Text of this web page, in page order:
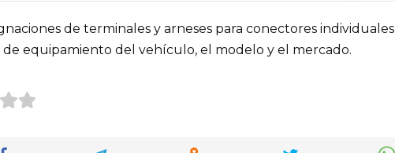
de terminales y arneses para conectores individuales
de equipamiento del vehículo, el modelo y el mercado.